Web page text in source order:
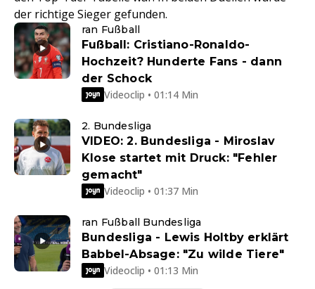
der richtige Sieger gefunden.
ran Fußball
Fußball: Cristiano-Ronaldo-
Hochzeit? Hunderte Fans - dann
der Schock
Videoclip • 01:14 Min
2. Bundesliga
VIDEO: 2. Bundesliga - Miroslav
Klose startet mit Druck: "Fehler
gemacht"
Videoclip • 01:37 Min
ran Fußball Bundesliga
Bundesliga - Lewis Holtby erklärt
Babbel-Absage: "Zu wilde Tiere"
Videoclip • 01:13 Min